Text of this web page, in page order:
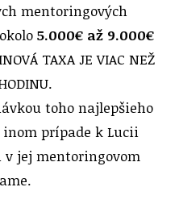
mentoringových
5.000€ až 9.000€
TAXA JE VIAC NEŽ
toho najlepšieho
inom prípade k Lucii
jej mentoringovom